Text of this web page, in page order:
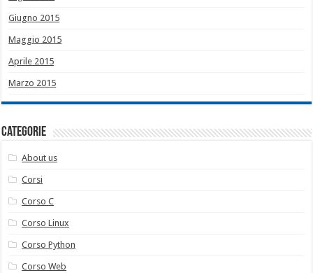
Giugno 2015
Maggio 2015
Aprile 2015
Marzo 2015
Categorie
About us
Corsi
Corso C
Corso Linux
Corso Python
Corso Web